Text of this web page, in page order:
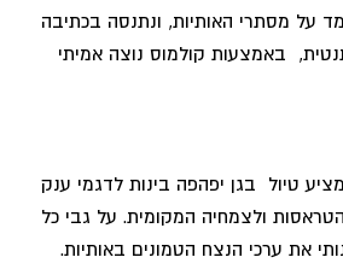
על מסתרי האותיות, ונתנסה בכתיבה
באמצעות קולמוס נוצה אמיתי
טיול בגן יפהפה בינות לדגמי ענק
ולצמחיה המקומית. על גבי כל
את ערכי הנצח הטמונים באותיות.